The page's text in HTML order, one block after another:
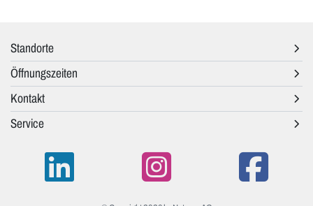
Standorte
Öffnungszeiten
Kontakt
Service